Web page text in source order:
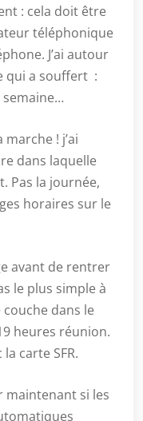
: cela doit être
téléphonique
J’ai autour
qui a souffert :
semaine…
! j’ai
dans laquelle
Pas la journée,
horaires sur le
avant de rentrer
le plus simple à
dans le
heures réunion.
carte SFR.
maintenant si les